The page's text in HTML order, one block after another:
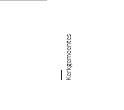
Kerkgemeentes